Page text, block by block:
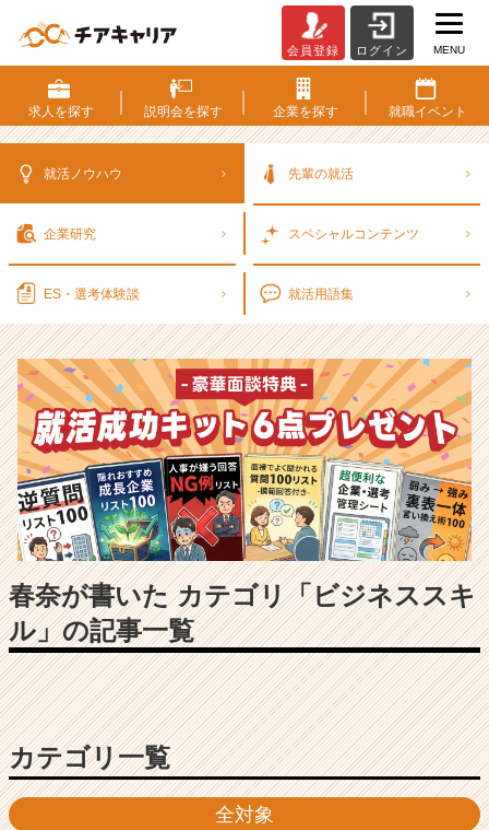
考
対
策・
ウ
ベ
ン
チ
ャ
ー・
成
長
企
業
か
ら
ス
カ
ウ
活
会員登録 ログイン MENU
求人を探す 説明会を探す 企業を探す 就職イベント
就活ノウハウ 先輩の就活
企業研究 スペシャルコンテンツ
ES・選考体験談 就活用語集
春奈が書いた カテゴリ「ビジネススキ
ル」の記事一覧
全対象
カテゴリ一覧